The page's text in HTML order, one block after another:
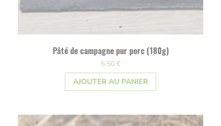
Pâté de campagne pur porc (180g)
6,50 €
AJOUTER AU PANIER